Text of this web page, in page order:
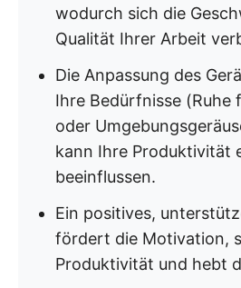
wodurch sich die
Qualität Ihrer Arbeit
Die Anpassung des
Ihre Bedürfnisse (Ruhe
oder
kann Ihre Produktivität
beeinflussen.
Ein positives,
fördert die Motivation,
Produktivität und hebt